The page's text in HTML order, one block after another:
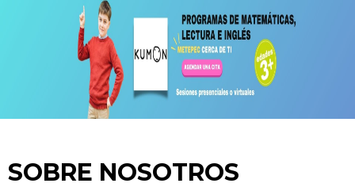
SOBRE NOSOTROS